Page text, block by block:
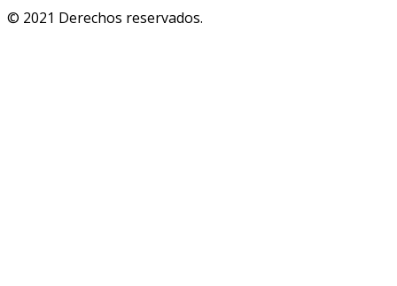
© 2021 Derechos reservados.